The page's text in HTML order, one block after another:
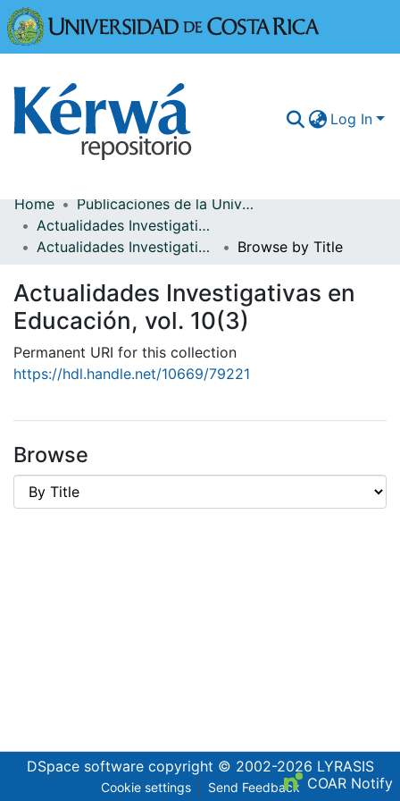
Log In
Communities & Collections
More Information
Browse Kérwá
Statistics
Home
Publicaciones de la Universidad de Costa Rica
Actualidades Investigativas en Educación
Actualidades Investigativas en Educación, vol. 10(3)
Browse by Title
Actualidades Investigativas en
Educación, vol. 10(3)
Permanent URI for this collection
https://hdl.handle.net/10669/79221
Browse
DSpace softwarecopyright © 2002-2026 LYRASIS
Cookie settings Send Feedback COAR Notify